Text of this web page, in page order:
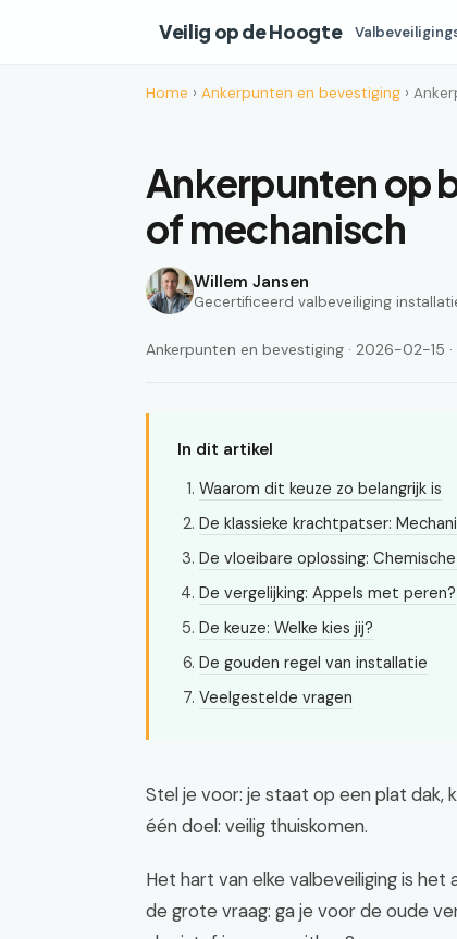
Veilig op de Hoogte
Home › Ankerpunten en bevestiging ›
Ankerpunten op
of mechanisch
Willem Jansen
Gecertificeerd valbeveiliging
Ankerpunten en bevestiging · 2026-02-15
In dit artikel
Waarom dit keuze zo belangrijk is
De klassieke krachtpatser:
De vloeibare oplossing:
De vergelijking: Appels met peren?
De keuze: Welke kies jij?
De gouden regel van installatie
Veelgestelde vragen
Stel je voor: je staat op een plat dak,
één doel: veilig thuiskomen.
Het hart van elke valbeveiliging is
de grote vraag: ga je voor de oude